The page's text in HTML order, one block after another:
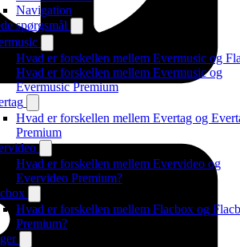
Navigation
spørgsmål
Hvad er forskellen mellem Evermusic og
Hvad er forskellen mellem Evermusic og
Evermusic Premium
Hvad er forskellen mellem Evertag og
Premium
Hvad er forskellen mellem Evervideo og
Evervideo Premium?
Hvad er forskellen mellem Flacbox og
Premium?